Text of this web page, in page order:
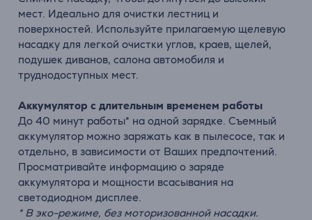
мест. Идеально для очистки лестниц и
поверхностей. Используйте прилагаемую щелевую
насадку для легкой очистки углов, краев, щелей,
подушек диванов, салона автомобиля и
труднодоступных мест.
Аккумулятор с длительным временем работы
До 40 минут работы* на одной зарядке. Съемный
аккумулятор можно заряжать как в пылесосе, так и
отдельно, в зависимости от Ваших предпочтений.
Просматривайте информацию о заряде
аккумулятора и мощности всасывания на
светодиодном дисплее.
* В эко-режиме, без моторизованной насадки.